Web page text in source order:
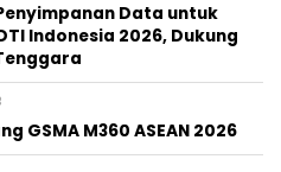
Data untuk
Indonesia 2026, Dukung
GSMA M360 ASEAN 2026